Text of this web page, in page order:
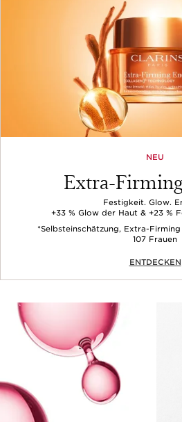
NEU
Extra-
Festigkeit. Glow.
+33 % Glow der Haut & +23 %
*Selbsteinschätzung, Extra-
107 Frauen
ENTDECKEN